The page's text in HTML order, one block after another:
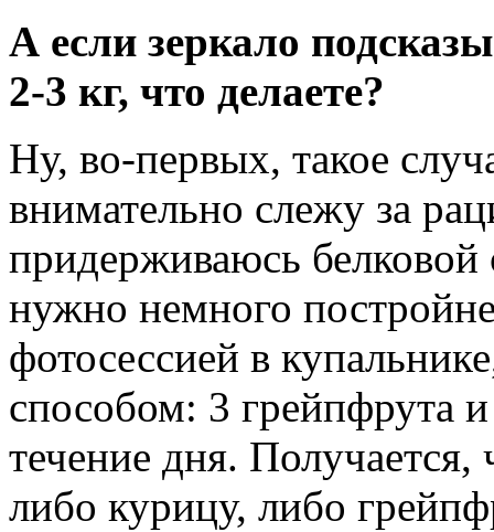
А если зеркало
2-3 кг, что делаете?
Ну, во-первых, такое
внимательно слежу за
придерживаюсь
нужно немного
фотосессией в
способом: 3 грейпфрута
течение дня.
либо курицу, либо